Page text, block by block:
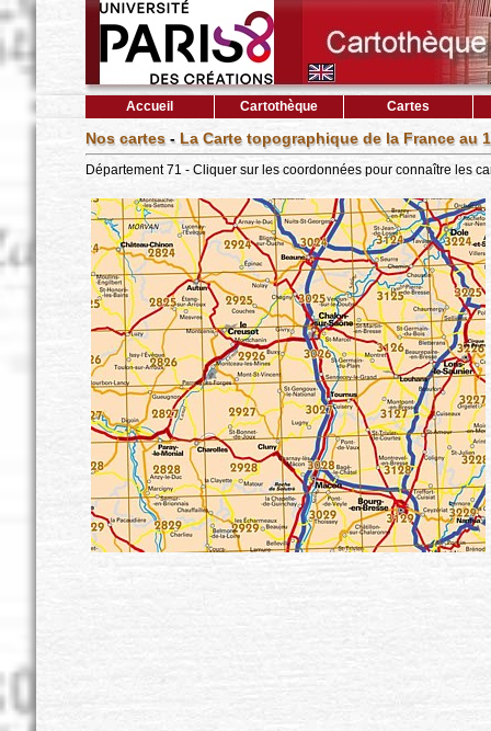
Accueil Cartothèque Cartes
Nos cartes- La Carte topographique de la France au
Département 71 - Cliquer sur les coordonnées pour connaître les